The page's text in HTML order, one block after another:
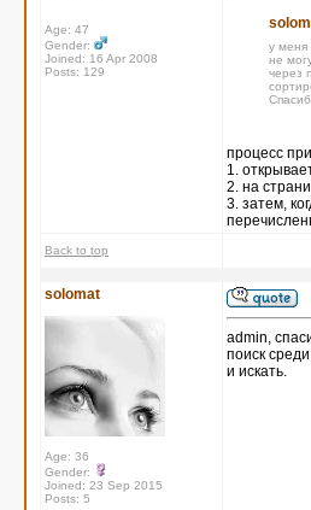
Age: 47
Gender:
Joined: 16 Apr 2008
Posts: 129
у меня
не
через
процесс
1.
2. на
3. затем,
Back to top
solomat
Age: 36
Gender:
Joined: 23 Sep 2015
Posts: 5
admin,
поиск
и искать.